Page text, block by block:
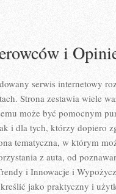
i
serwis internetowy
Strona zestawia wiele
może być pomocnym
i dla tych, którzy dopiero
tematyczna, w którym
z auta, od
i Innowacje i
jako praktyczny i